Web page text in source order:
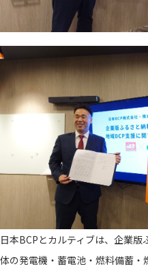
日本BCPとカルティブは、企業
体の発電機・蓄電池・燃料備蓄